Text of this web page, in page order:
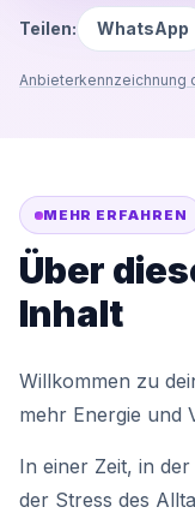
Teilen: WhatsApp
Anbieterkennzeichnung
MEHR ERFAHREN
Über
Inhalt
Willkommen zu
mehr Energie und
In einer Zeit, in
der Stress des